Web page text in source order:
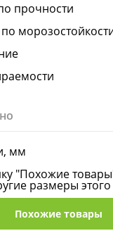
прочности
мм
"Похожие
размеры этого
Похожие товары